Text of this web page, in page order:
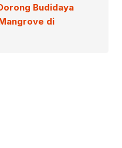
Budidaya
di